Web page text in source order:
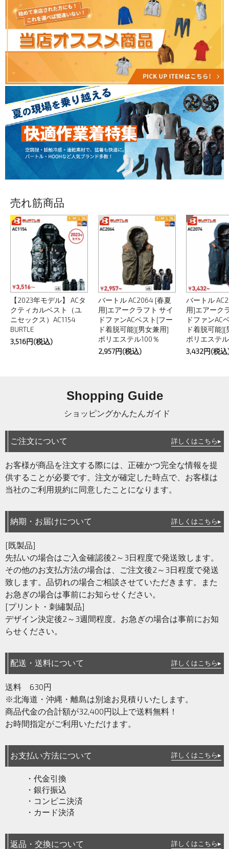
売れ筋商品
【2023年モデル】 ACタ
クティカルベスト（ユ
ニセックス）AC1154
BURTLE
3,516円(税込)
バートル AC2064 [春夏
用]エアークラフト サイ
ドファンACベスト[フー
ド着脱可能][男女兼用]
ポリエステル100％
2,957円(税込)
バートル
用]エアーク
ドファンAC
ド着脱可能][
ポリエステ
3,432円(税込
Shopping Guide
ショッピングかんたんガイド
ご注文について 詳しくはこちら▸
お客様が商品を注文する際には、正確かつ完全な情報を提
供することが必要です。注文が確定した時点で、お客様は
当社のご利用規約に同意したことになります。
納期・お届けについて 詳しくはこちら▸
[既製品]
先払いの場合はご入金確認後2～3日程度で発送致します。
その他のお支払方法の場合は、ご注文後2～3日程度で発送
致します。品切れの場合ご相談させていただきます。また
お急ぎの場合は事前にお知らせください。
[プリント・刺繡製品]
デザイン決定後2～3週間程度。お急ぎの場合は事前にお知
らせください。
配送・送料について 詳しくはこちら▸
送料 630円
※北海道・沖縄・離島は別途お見積りいたします。
商品代金の合計額が32,400円以上で送料無料！
お時間指定がご利用いただけます。
お支払い方法について 詳しくはこちら▸
・代金引換
・銀行振込
・コンビニ決済
・カード決済
返品・交換について 詳しくはこちら▸